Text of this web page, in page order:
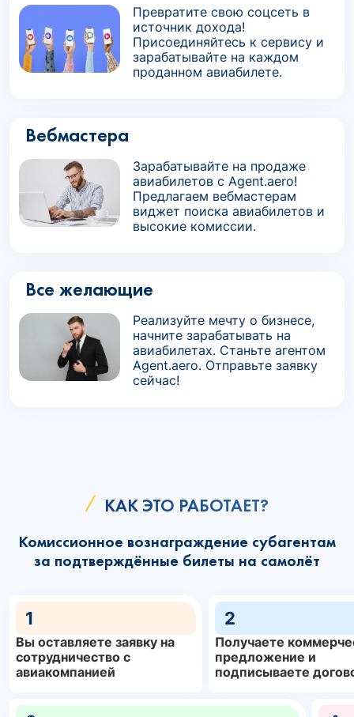
Превратите свою соцсеть в
источник дохода!
Присоединяйтесь к сервису и
зарабатывайте на каждом
проданном авиабилете.
Вебмастера
Зарабатывайте на продаже
авиабилетов с Agent.aero!
Предлагаем вебмастерам
виджет поиска авиабилетов и
высокие комиссии.
Все желающие
Реализуйте мечту о бизнесе,
начните зарабатывать на
авиабилетах. Станьте агентом
Agent.aero. Отправьте заявку
сейчас!
КАК ЭТО РАБОТАЕТ?
Комиссионное вознаграждение субагентам
за подтверждённые билеты на самолёт
1
Вы оставляете заявку на
сотрудничество с
авиакомпанией
2
Получаете
предложение и
подписываете